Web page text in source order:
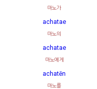
마노가
achatae
마노의
achatae
마노에게
achatēn
마노를